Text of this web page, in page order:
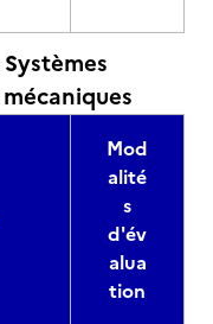
Mod
alité
s
d'év
alua
tion